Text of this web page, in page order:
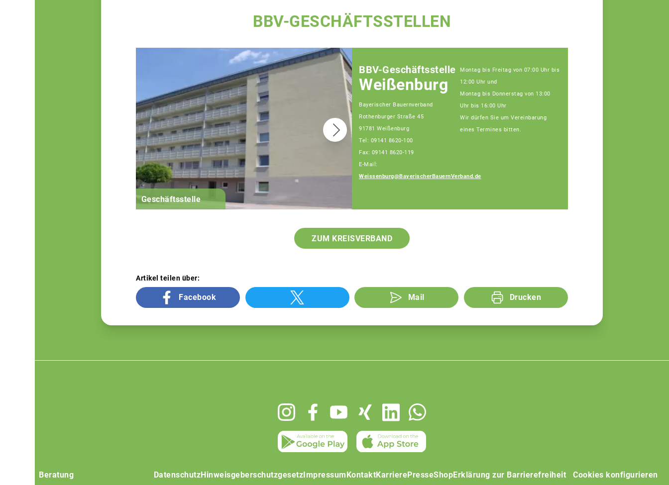
BBV-GESCHÄFTSSTELLEN
Geschäftsstelle
Daniel Meier
BBV-Geschäftsstelle
Weißenburg
Bayerischer Bauernverband
Rothenburger Straße 45
91781 Weißenburg
Tel: 09141 8620-100
Fax: 09141 8620-119
E-Mail:
Weissenburg@BayerischerBauernVerband.de
Montag bis Freitag von 07:00 Uhr bis
12:00 Uhr und
Montag bis Donnerstag von 13:00
Uhr bis 16:00 Uhr
Wir dürfen Sie um Vereinbarung
eines Termines bitten.
ZUM KREISVERBAND
Artikel teilen über:
Facebook Mail Drucken
Beratung
DatenschutzHinweisgeberschutzgesetzImpressumKontaktKarrierePresseShopErklärung zur Barrierefreiheit Cookies konfigurieren